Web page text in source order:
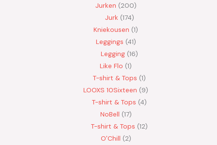
Jurken 200
Jurk 174
Kniekousen 1
Leggings 41
Legging 16
Like Flo 1
T-shirt & Tops 1
LOOXS 10Sixteen
9
T-shirt & Tops 4
NoBell 17
T-shirt & Tops 12
O'Chill 2